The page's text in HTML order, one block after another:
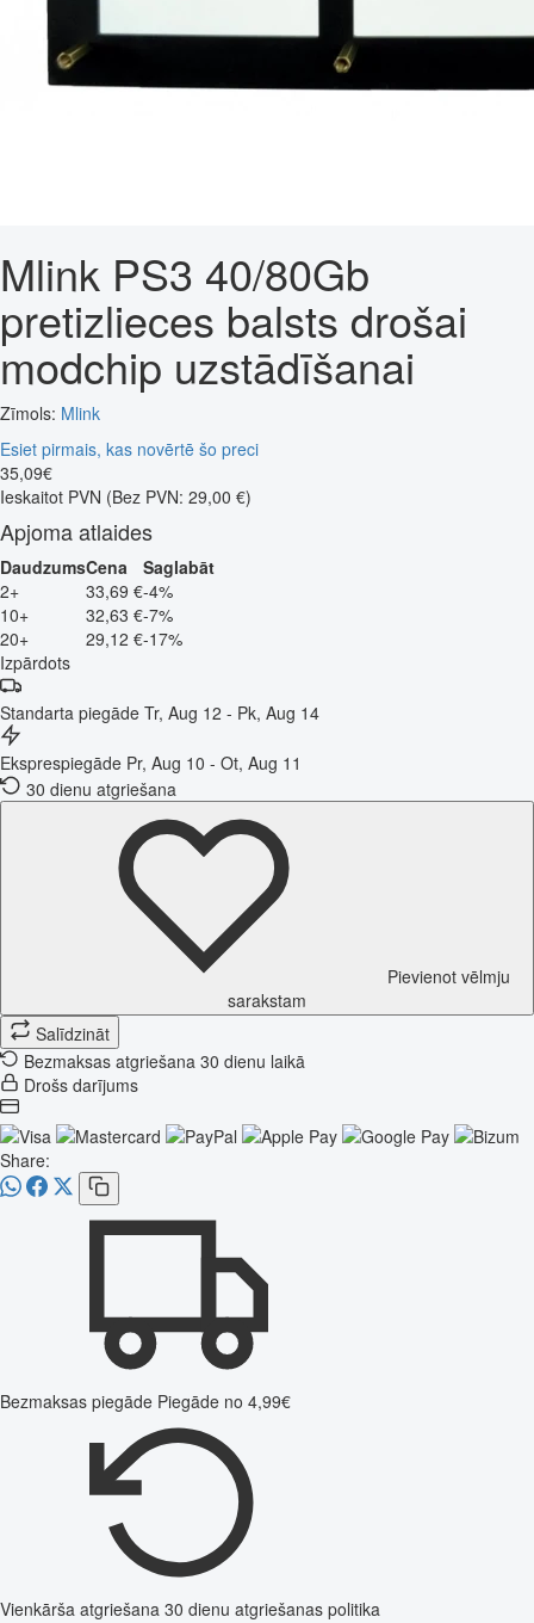
Mlink PS3 40/80Gb
pretizlieces balsts drošai
modchip uzstādīšanai
Zīmols: Mlink
Esiet pirmais, kas novērtē šo preci
35,09€
Ieskaitot PVN (Bez PVN: 29,00 €)
Apjoma atlaides
DaudzumsCena
Saglabāt
2+
33,69 €-4%
10+
32,63 €-7%
20+
29,12 €-17%
Izpārdots
Standarta piegāde Tr, Aug 12 - Pk, Aug 14
Eksprespiegāde Pr, Aug 10 - Ot, Aug 11
30 dienu atgriešana
Pievienot vēlmju
sarakstam
Salīdzināt
Bezmaksas atgriešana 30 dienu laikā
Drošs darījums
Share:
Bezmaksas piegāde Piegāde no 4,99€
Vienkārša atgriešana 30 dienu atgriešanas politika